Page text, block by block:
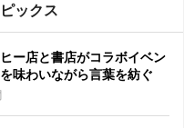
ックス
ー店と書店がコラボイベン
味わいながら言葉を紡ぐ